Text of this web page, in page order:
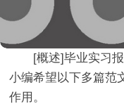
[概述]毕业实习
小编希望以下多篇范
作用。